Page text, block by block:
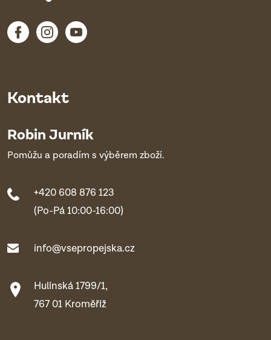
Kontakt
Robin Jurník
Pomůžu a poradím s výběrem zboží.
+420 608 876 123
(Po-Pá 10:00-16:00)
info@vsepropejska.cz
Hulínská 1799/1,
767 01 Kroměříž